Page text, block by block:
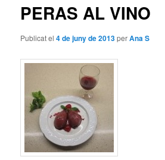
PERAS AL VINO
Publicat el4 de juny de 2013perAna S